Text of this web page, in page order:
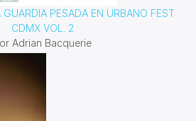
GUARDIA PESADA EN URBANO FEST
CDMX VOL. 2
Adrian Bacquerie